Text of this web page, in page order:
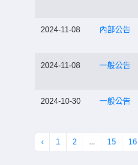
2024-11-08 內部公告
2024-11-08 一般公告
2024-10-30 一般公告
‹ 1 2 ... 15 16